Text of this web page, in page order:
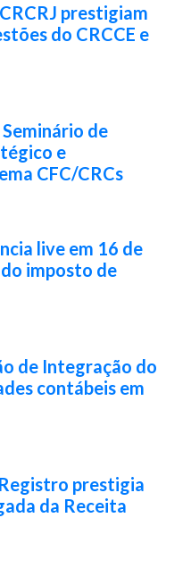
prestigiam
do CRCCE e
de
e
CFC/CRCs
live em 16 de
imposto de
de Integração do
contábeis em
prestigia
da Receita